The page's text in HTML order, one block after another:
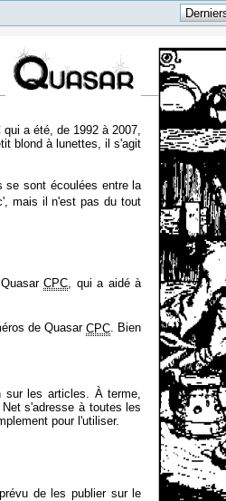
qui a été, de 1992 à 2007,
blond à lunettes, il s'agit
se sont écoulées entre la
mais il n'est pas du tout
CPC, qui a aidé à
de QuasarCPC. Bien
sur les articles. À terme,
s'adresse à toutes les
pour l'utiliser.
de les publier sur le